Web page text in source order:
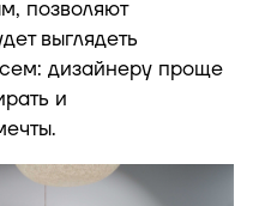
позволяют
выглядеть
дизайнеру проще
и